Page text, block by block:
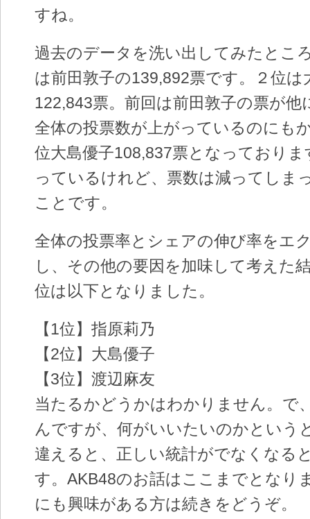
すね。
過去のデータを洗い出してみたとこ
は前田敦子の139,892票です。２位は
122,843票。前回は前田敦子の票が他
全体の投票数が上がっているのにも
位大島優子108,837票となっておりま
っているけれど、票数は減ってしま
ことです。
全体の投票率とシェアの伸び率をエ
し、その他の要因を加味して考えた
位は以下となりました。
【1位】指原莉乃
【2位】大島優子
【3位】渡辺麻友
当たるかどうかはわかりません。で
んですが、何がいいたいのかという
違えると、正しい統計がでなくなる
す。AKB48のお話はここまでとなり
にも興味がある方は続きをどうぞ。